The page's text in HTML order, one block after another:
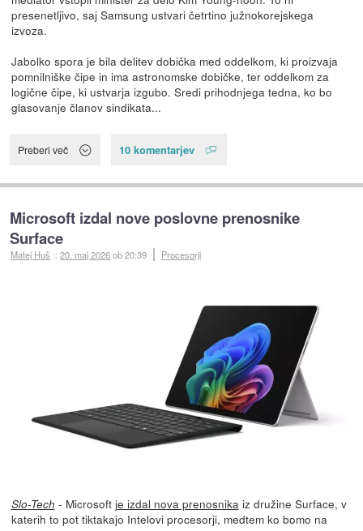
presenetljivo, saj Samsung ustvari četrtino južnokorejskega
izvoza.
Jabolko spora je bila delitev dobička med oddelkom, ki proizvaja
pomnilniške čipe in ima astronomske dobičke, ter oddelkom za
logične čipe, ki ustvarja izgubo. Sredi prihodnjega tedna, ko bo
glasovanje članov sindikata...
Preberi več 10 komentarjev
Microsoft izdal nove poslovne prenosnike
Surface
Matej Huš ::20. maj 2026ob 20:39 Procesorji
Slo-Tech - Microsoft je izdal nova prenosnika iz družine Surface, v
katerih to pot tiktakajo Intelovi procesorji, medtem ko bomo na